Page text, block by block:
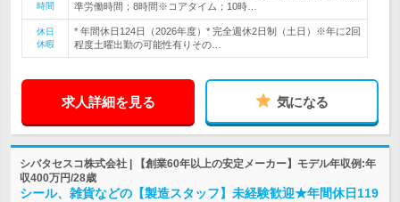
時間
準労働時間；8時間※コアタイム；10時…
休日
休暇
* 年間休日124日（2026年度）* 完全週休2日制（土日）※年に2回
程度土曜出勤の可能性有りその…
求人詳細を見る 気になる
シバタセスコ株式会社 | 【創業60年以上の安定メーカー】モデル年収例:年
収400万円/28歳
シール、雑貨などの【製造スタッフ】未経験歓迎★年間休日119